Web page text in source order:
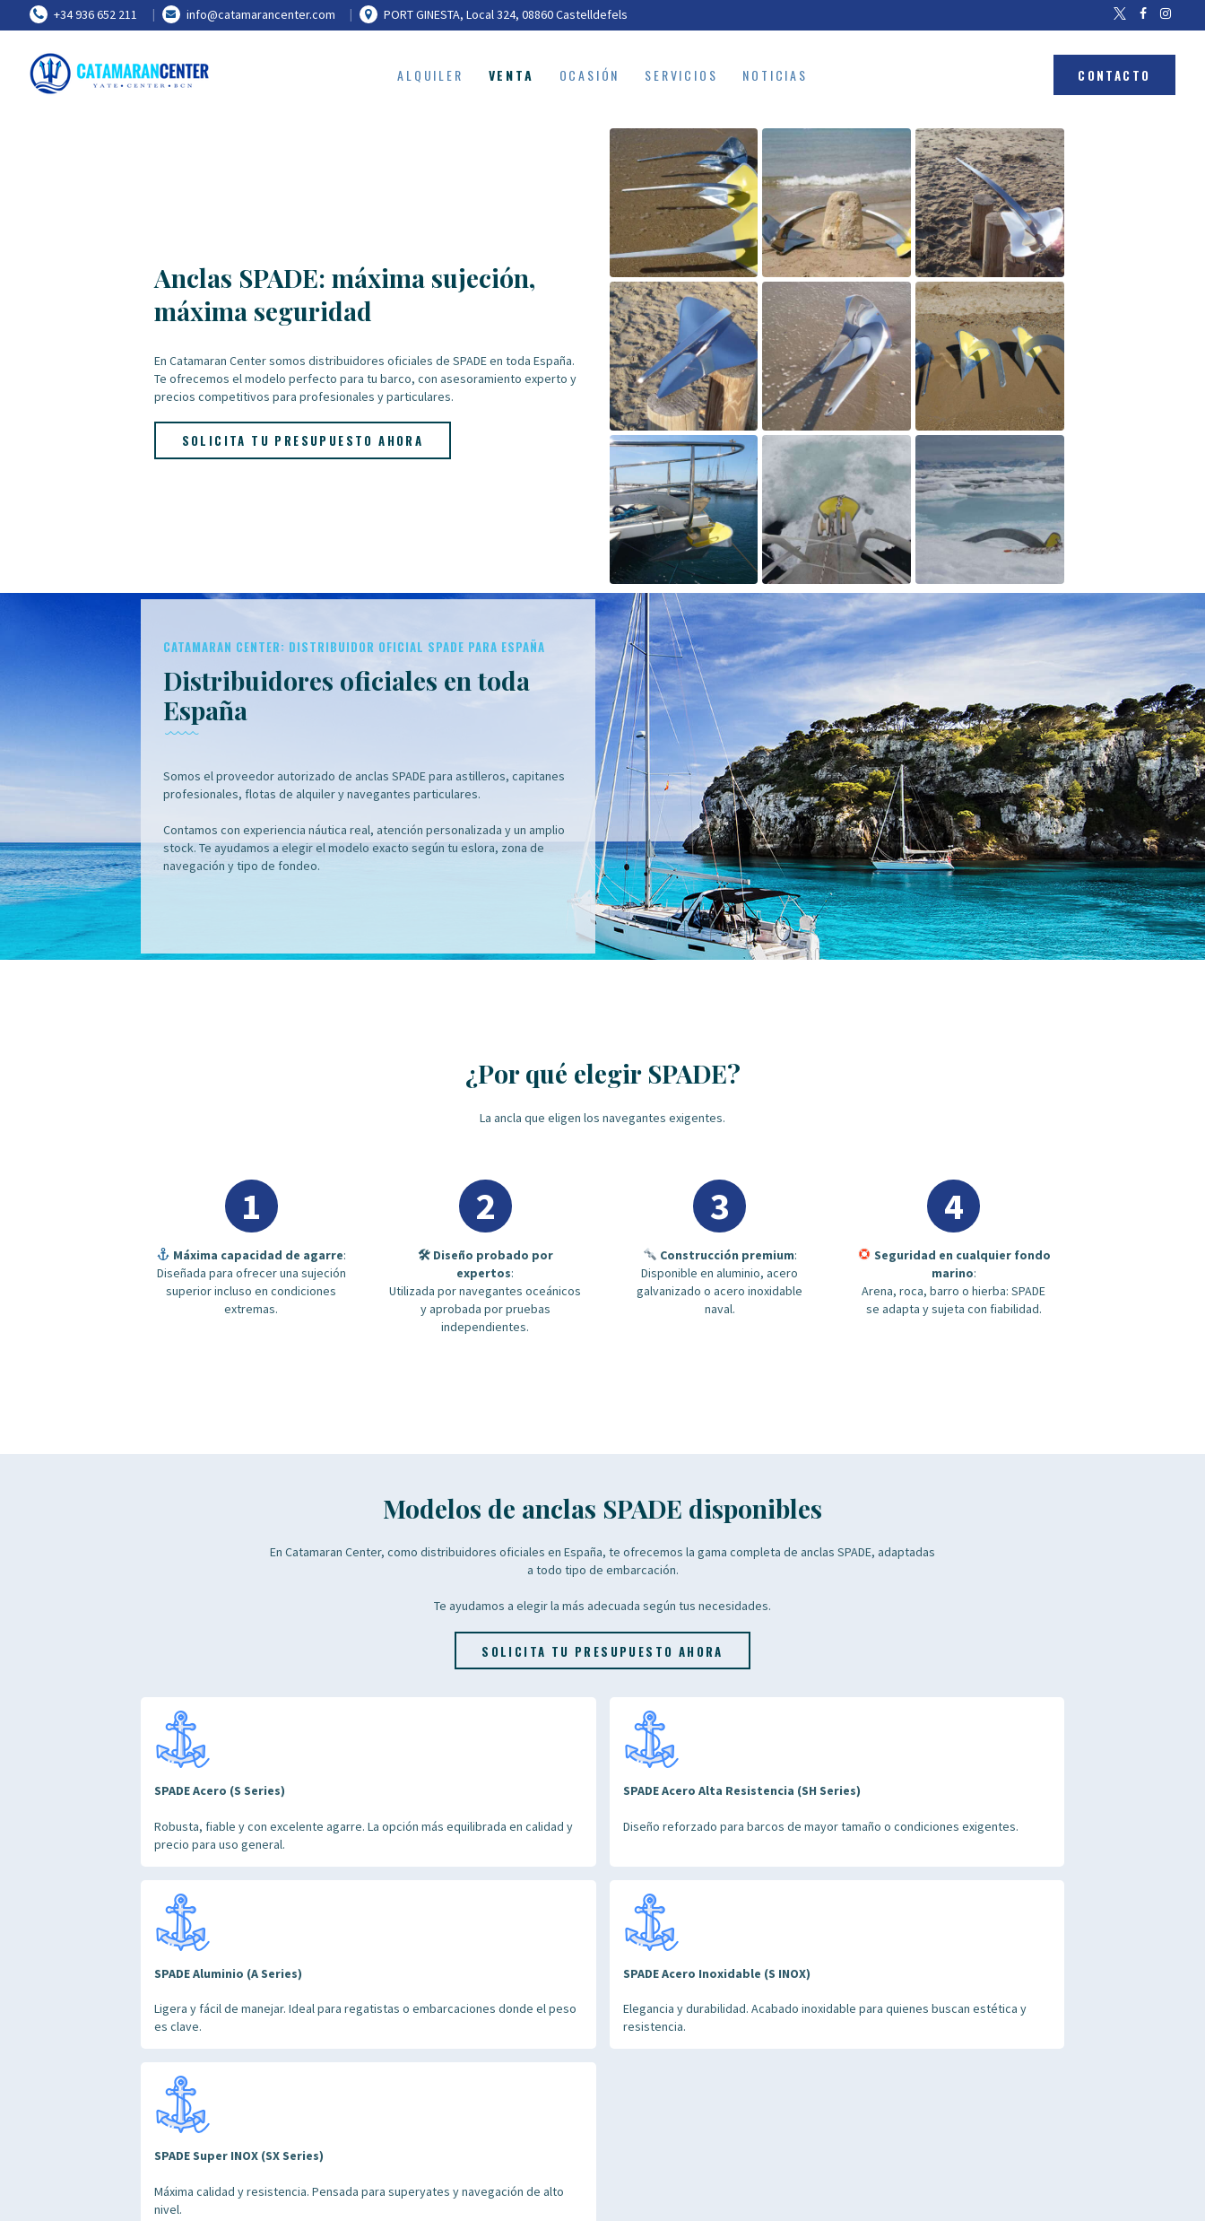
+34 936 652 211 info@catamarancenter.com PORT GINESTA, Local 324, 08860 Castelldefels
ALQUILER VENTA OCASIÓN SERVICIOS NOTICIAS CONTACTO
ALQUILER
Anclas SPADE: máxima sujeción,
máxima seguridad
En Catamaran Center somos distribuidores oficiales de SPADE en toda España.
Te ofrecemos el modelo perfecto para tu barco, con asesoramiento experto y
precios competitivos para profesionales y particulares.
SOLICITA TU PRESUPUESTO AHORA
CATAMARAN CENTER: DISTRIBUIDOR OFICIAL SPADE PARA ESPAÑA
Distribuidores oficiales en toda
España
Somos el proveedor autorizado de anclas SPADE para astilleros, capitanes
profesionales, flotas de alquiler y navegantes particulares.
Contamos con experiencia náutica real, atención personalizada y un amplio
stock. Te ayudamos a elegir el modelo exacto según tu eslora, zona de
navegación y tipo de fondeo.
¿Por qué elegir SPADE?
La ancla que eligen los navegantes exigentes.
1
Máxima capacidad de agarre:
Diseñada para ofrecer una sujeción
superior incluso en condiciones
extremas.
2
🛠 Diseño probado por
expertos:
Utilizada por navegantes oceánicos
y aprobada por pruebas
independientes.
3
Construcción premium:
Disponible en aluminio, acero
galvanizado o acero inoxidable
naval.
4
Seguridad en cualquier fondo
marino:
Arena, roca, barro o hierba: SPADE
se adapta y sujeta con fiabilidad.
Modelos de anclas SPADE disponibles
En Catamaran Center, como distribuidores oficiales en España, te ofrecemos la gama completa de anclas SPADE, adaptadas
a todo tipo de embarcación.
Te ayudamos a elegir la más adecuada según tus necesidades.
SOLICITA TU PRESUPUESTO AHORA
SPADE Acero (S Series)
Robusta, fiable y con excelente agarre. La opción más equilibrada en calidad y
precio para uso general.
SPADE Acero Alta Resistencia (SH Series)
Diseño reforzado para barcos de mayor tamaño o condiciones exigentes.
SPADE Aluminio (A Series)
Ligera y fácil de manejar. Ideal para regatistas o embarcaciones donde el peso
es clave.
SPADE Acero Inoxidable (S INOX)
Elegancia y durabilidad. Acabado inoxidable para quienes buscan estética y
resistencia.
SPADE Super INOX (SX Series)
Máxima calidad y resistencia. Pensada para superyates y navegación de alto
nivel.